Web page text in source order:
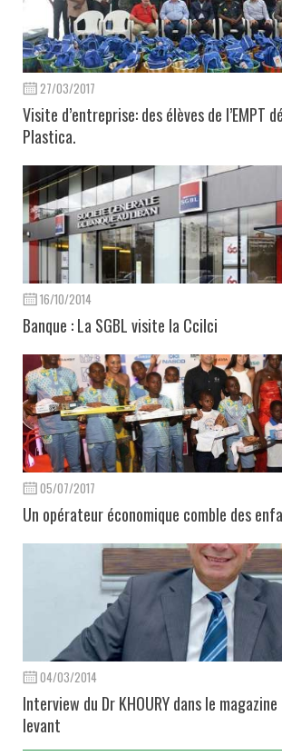
27/03/2017
Visite d’entreprise: des élèves de l’EMPT
Plastica.
16/10/2014
Banque : La SGBL visite la Ccilci
05/07/2017
Un opérateur économique comble des
04/03/2014
Interview du Dr KHOURY dans le
levant